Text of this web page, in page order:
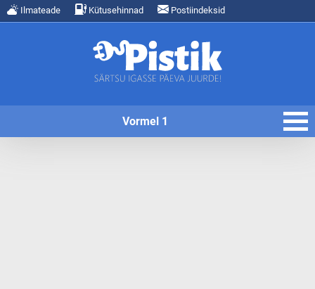
Ilmateade Kütusehinnad Postiindeksid
Vormel 1